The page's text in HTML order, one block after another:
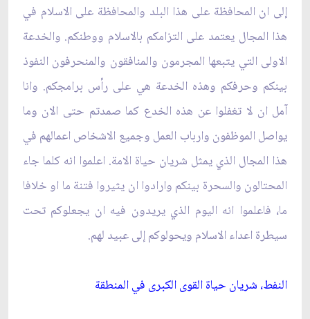
إلى ان المحافظة على هذا البلد والمحافظة على الاسلام في
هذا المجال يعتمد على التزامكم بالاسلام ووطنكم. والخدعة
الاولى التي يتبعها المجرمون والمنافقون والمنحرفون النفوذ
بينكم وحرفكم وهذه الخدعة هي على رأس برامجكم. وانا
آمل ان لا تغفلوا عن هذه الخدع كما صمدتم حتى الان وما
يواصل الموظفون وارباب العمل وجميع الاشخاص اعمالهم في
هذا المجال الذي يمثل شريان حياة الامة. اعلموا انه كلما جاء
المحتالون والسحرة بينكم وارادوا ان يثيروا فتنة ما او خلافا
ما، فاعلموا انه اليوم الذي يريدون فيه ان يجعلوكم تحت
سيطرة اعداء الاسلام ويحولوكم إلى عبيد لهم.
النفط، شريان حياة القوى الكبرى في المنطقة